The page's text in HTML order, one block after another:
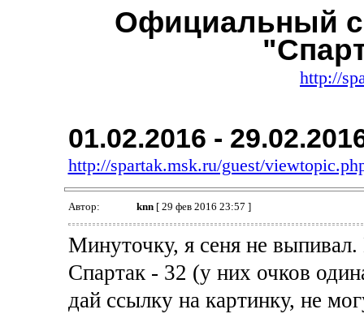
Официальный
http://
01.02.2016 -
http://spartak.msk.ru/guest/
Автор: knn[ 29 фев 2016 23:57 ]
Минуточку, я сеня не
Спартак - 32 (у них очков
дай ссылку на картинку, не